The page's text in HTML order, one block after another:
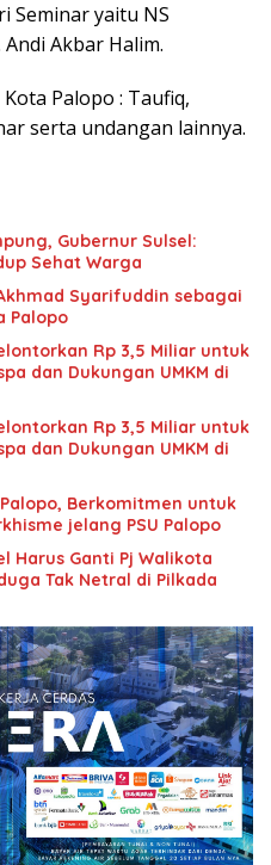
Seminar yaitu NS
Akbar Halim.
Palopo : Taufiq,
serta undangan lainnya.
Gubernur Sulsel:
Sehat Warga
Syarifuddin sebagai
Palopo
Rp 3,5 Miliar untuk
dan Dukungan UMKM di
Rp 3,5 Miliar untuk
dan Dukungan UMKM di
Berkomitmen untuk
jelang PSU Palopo
Harus Ganti Pj Walikota
Tak Netral di Pilkada